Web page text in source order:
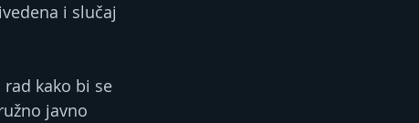
i slučaj
rad kako bi se
javno